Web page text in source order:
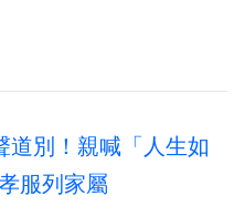
道別！親喊「人生如
服列家屬